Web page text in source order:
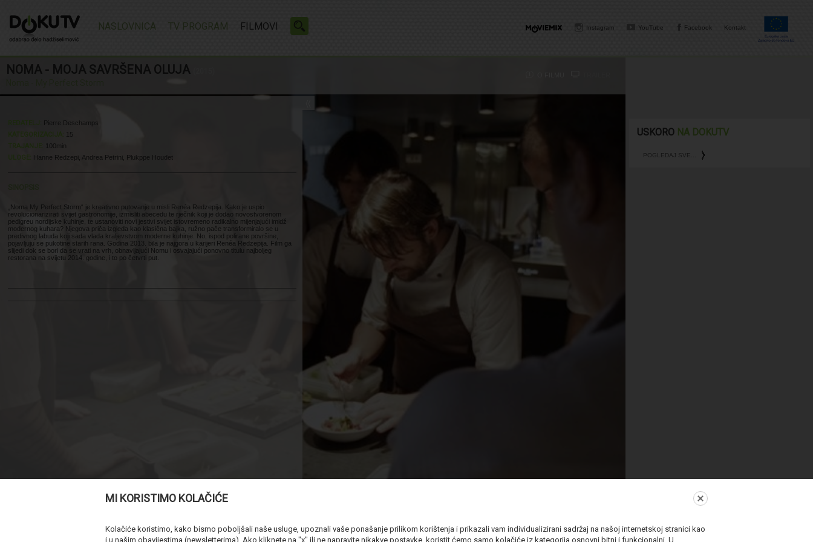
NASLOVNICA TV PROGRAM FILMOVI Instagram YouTube Facebook Kontakt
NOMA - MOJA SAVRŠENA OLUJA
Pierre Deschamps
KATEGORIZACIJA: 15
TRAJANJE: 100min
ULOGE: Hanne Redzepi, Andrea Petrini, Plukppe Houdet
„Noma My Perfect Storm“ je kreativno putovanje u misli Renéa Redzepija. Kako je uspio
revolucionarizirati svijet gastronomije, izmisliti abecedu te rječnik koji je dodao novostvorenom
pedigreu nordijske kuhinje, te ustanoviti novi jestivi svijet istovremeno radikalno mijenjajući imidž
modernog kuhara? Njegova priča izgleda kao klasična bajka, ružno pače transformiralo se u
predivnog labuda koji sada vlada kraljevstvom moderne kuhinje. No, ispod polirane površine,
pojavljuju se pukotine starih rana. Godina 2013. bila je najgora u karijeri Renéa Redzepija. Film ga
slijedi dok se bori da se vrati na vrh, obnavljajući Nomu i osvajajući ponovno titulu najboljeg
restorana na svijetu 2014. godine, i to po četvrti put.
USKORO NA DOKUTV
POGLEDAJ SVE...
MI KORISTIMO KOLAČIĆE
Kolačiće koristimo, kako bismo poboljšali naše usluge, upoznali vaše ponašanje prilikom korištenja i prikazali vam individualizirani sadržaj na našoj internetskoj stranici kao
i u našim obavijestima (newsletterima). Ako kliknete na "x" ili ne napravite nikakve postavke, koristit ćemo samo kolačiće iz kategorija osnovni bitni i funkcionalni. U